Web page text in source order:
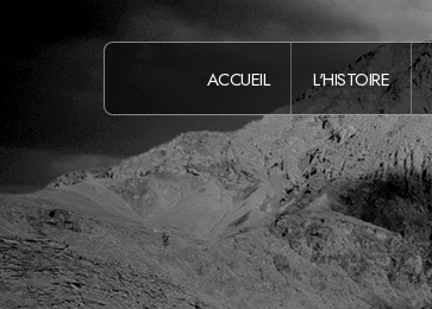
ACCUEIL L'HISTOIRE